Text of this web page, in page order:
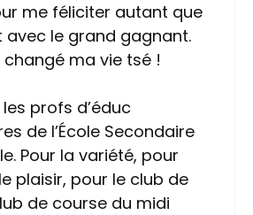
me féliciter autant que
avec le grand gagnant.
changé ma vie tsé !
profs d’éduc
de l’École Secondaire
Pour la variété, pour
plaisir, pour le club de
de course du midi